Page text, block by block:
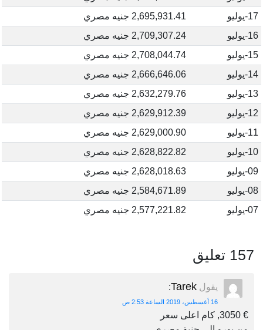
17-يوليو
2,695,931.41 جنيه مصري
16-يوليو
2,709,307.24 جنيه مصري
15-يوليو
2,708,044.74 جنيه مصري
14-يوليو
2,666,646.06 جنيه مصري
13-يوليو
2,632,279.76 جنيه مصري
12-يوليو
2,629,912.39 جنيه مصري
11-يوليو
2,629,000.90 جنيه مصري
10-يوليو
2,628,822.82 جنيه مصري
09-يوليو
2,628,018.63 جنيه مصري
08-يوليو
2,584,671.89 جنيه مصري
07-يوليو
2,577,221.82 جنيه مصري
157 تعليق
يقول Tarek
:
16 أغسطس، 2019 الساعة 2:53 ص
€ 3050, كام اعلى سعر